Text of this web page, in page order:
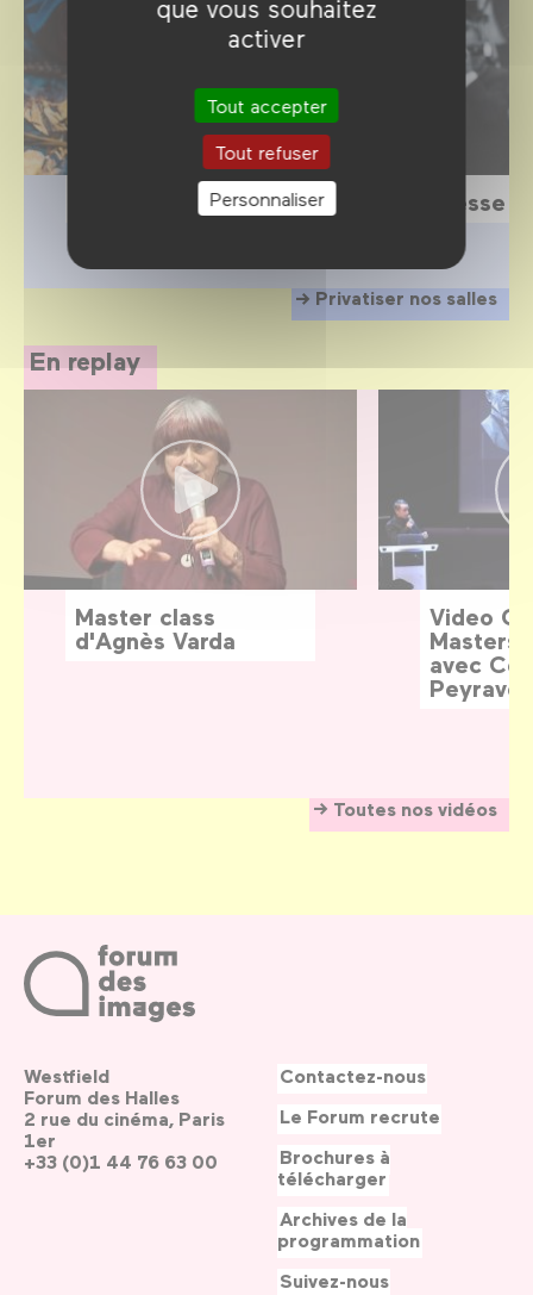
que vous souhaitez
activer
Tout accepter
Tout refuser
Personnaliser
Privatiser nos salles
Presse
En replay
Toutes nos vidéos
Master class
d'Agnès Varda
Video
avec
Westfield
Forum des Halles
2 rue du cinéma, Paris
1er
+33 (0)1 44 76 63 00
Contactez-nous
Le Forum recrute
Brochures à
télécharger
Archives de la
programmation
Suivez-nous